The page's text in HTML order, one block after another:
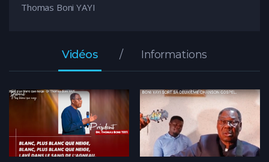
Thomas Boni YAYI
Vidéos Informations